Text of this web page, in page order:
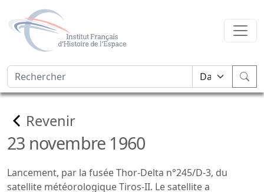
Revenir
23 novembre 1960
Lancement, par la fusée Thor-Delta n°245/D-3, du
satellite météorologique Tiros-II. Le satellite a